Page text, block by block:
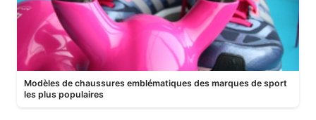
Modèles de chaussures emblématiques des marques de sport
les plus populaires